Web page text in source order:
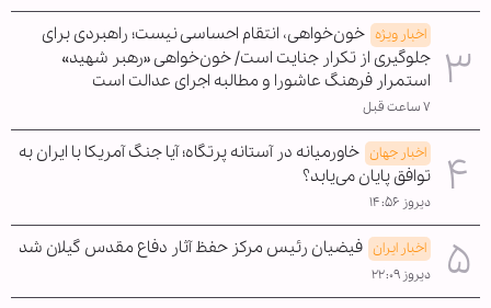
اخبار ویژه خون‌خواهی، انتقام احساسی نیست؛ راهبردی برای
جلوگیری از تکرار جنایت است/ خون‌خواهی «رهبر شهید»
استمرار فرهنگ عاشورا و مطالبه اجرای عدالت است
۷ ساعت قبل
اخبار جهان خاورمیانه در آستانه پرتگاه؛ آیا جنگ آمریکا با ایران به
توافق پایان می‌یابد؟
دیروز ۱۴:۵۶
اخبار ایران فیضیان رئیس مرکز حفظ آثار دفاع مقدس گیلان شد
دیروز ۲۲:۰۹